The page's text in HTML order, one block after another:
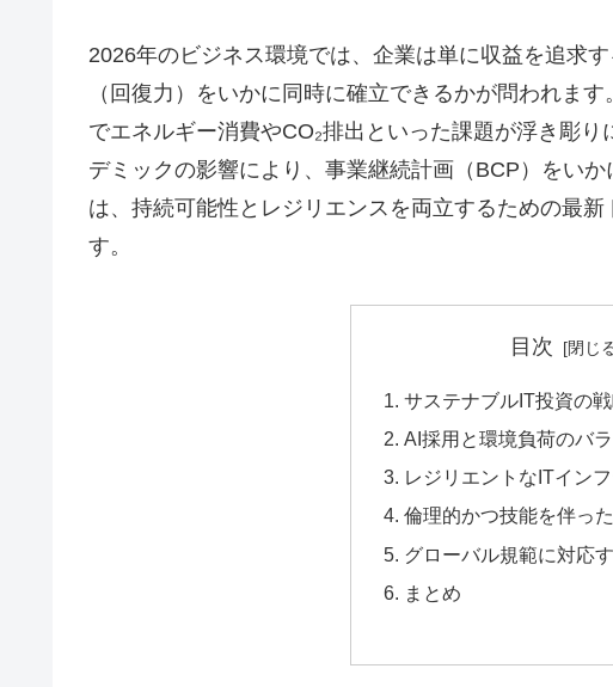
2026年のビジネス環境では、企業は単に収益を追求
（回復力）をいかに同時に確立できるかが問われま
でエネルギー消費やCO₂排出といった課題が浮き彫
デミックの影響により、事業継続計画（BCP）をい
は、持続可能性とレジリエンスを両立するための最
す。
目次
サステナブルIT投資の
AI採用と環境負荷のバ
レジリエントなITイン
倫理的かつ技能を伴っ
グローバル規範に対応
まとめ